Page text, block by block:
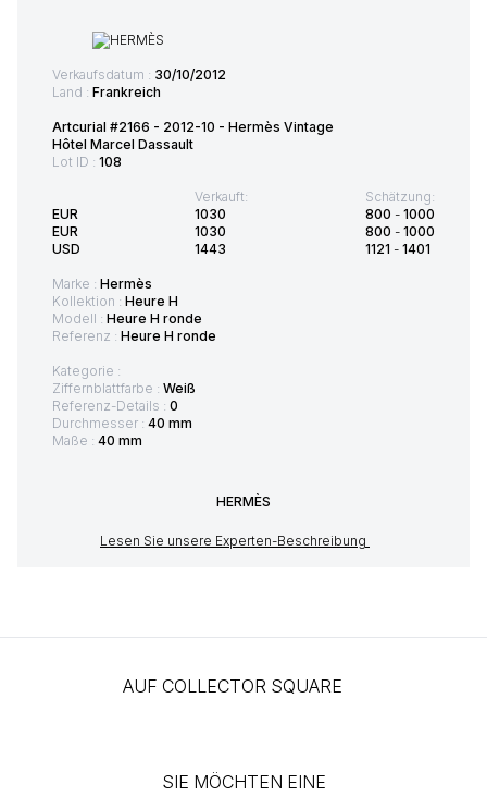
Verkaufsdatum : 30/10/2012
Land : Frankreich
Artcurial #2166 - 2012-10 - Hermès Vintage
Hôtel Marcel Dassault
Lot ID : 108
EUR
EUR
USD
Verkauft:
1030
1030
1443
Schätzung:
800 - 1000
800 - 1000
1121 - 1401
Marke : Hermès
Kollektion : Heure H
Modell : Heure H ronde
Referenz : Heure H ronde
Kategorie :
Ziffernblattfarbe : Weiß
Referenz-Details : 0
Durchmesser : 40 mm
Maße : 40 mm
HERMÈS
Lesen Sie unsere Experten-Beschreibung
AUF COLLECTOR SQUARE
SIE MÖCHTEN EINE